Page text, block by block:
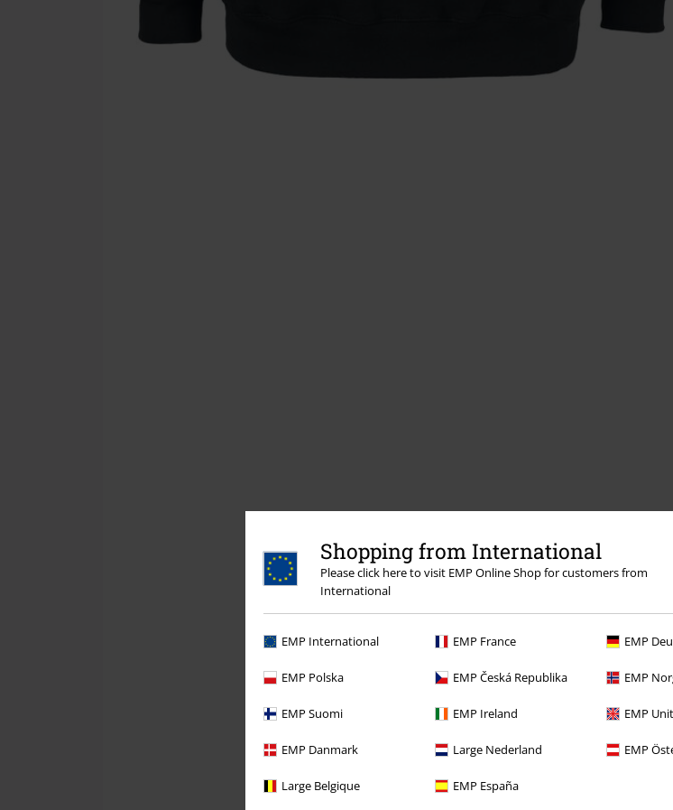
Shopping from International
Please click here to visit EMP Online Shop for customers from
International
EMP International EMP France EMP
EMP Polska EMP Česká Republika EMP
EMP Suomi EMP Ireland EMP
EMP Danmark Large Nederland EMP
Large Belgique EMP España